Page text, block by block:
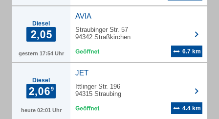
Diesel
gestern 17:54 Uhr
AVIA
Straubinger Str. 57
94342 Straßkirchen
6.7 km
Diesel
heute 02:01 Uhr
JET
Ittlinger Str. 196
94315 Straubing
4.4 km